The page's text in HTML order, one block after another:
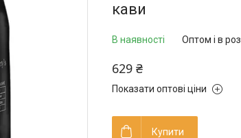
кави
В наявності Оптом і в
629 ₴
Показати оптові ціни
Купити